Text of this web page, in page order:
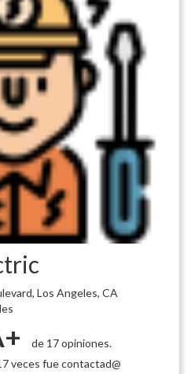
Los Angeles, CA
de 17 opiniones.
veces fue contactad@